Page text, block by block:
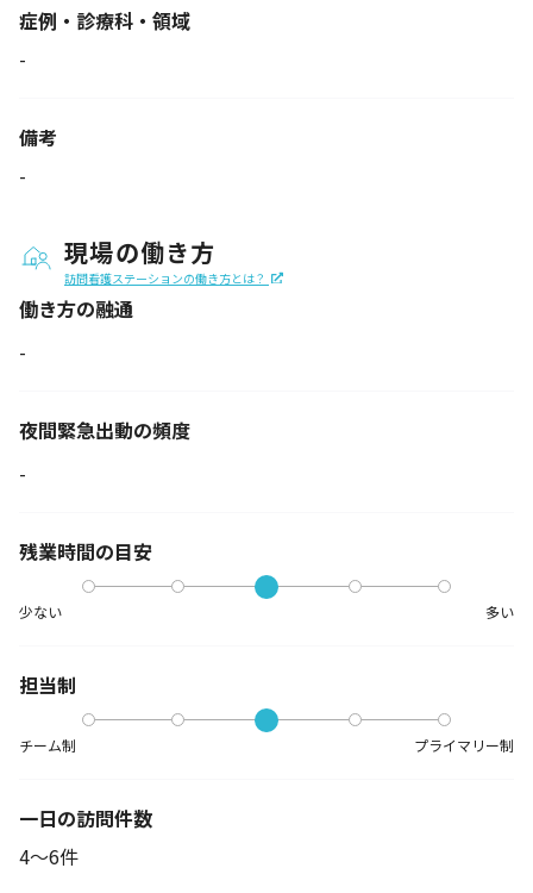
症例・診療科・ 領域
-
備考
-
現場の働き方
訪問看護ステーションの働き方とは？
働き方の融通
-
夜間緊急出動の頻度
-
残業時間の目安
少ない 多い
担当制
チーム制 プライマリー制
一日の訪問件数
4～6件